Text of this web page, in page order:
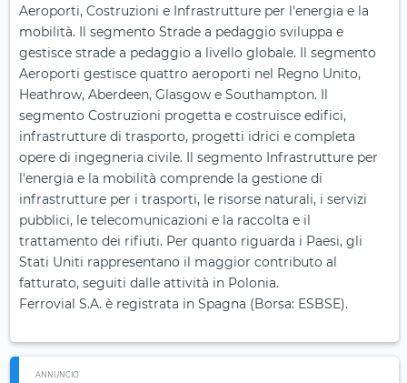
Aeroporti, Costruzioni e Infrastrutture per l'energia e la
mobilità. Il segmento Strade a pedaggio sviluppa e
gestisce strade a pedaggio a livello globale. Il segmento
Aeroporti gestisce quattro aeroporti nel Regno Unito,
Heathrow, Aberdeen, Glasgow e Southampton. Il
segmento Costruzioni progetta e costruisce edifici,
infrastrutture di trasporto, progetti idrici e completa
opere di ingegneria civile. Il segmento Infrastrutture per
l'energia e la mobilità comprende la gestione di
infrastrutture per i trasporti, le risorse naturali, i servizi
pubblici, le telecomunicazioni e la raccolta e il
trattamento dei rifiuti. Per quanto riguarda i Paesi, gli
Stati Uniti rappresentano il maggior contributo al
fatturato, seguiti dalle attività in Polonia.
Ferrovial S.A. è registrata in Spagna (Borsa: ESBSE).
ANNUNCIO